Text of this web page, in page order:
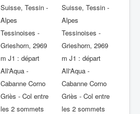
Suisse, Tessin -
Alpes
Tessinoises -
Grieshorn, 2969
m J1 : départ
All'Aqua -
Cabanne Corno
Griès - Col entre
les 2 sommets
Suisse, Tessin -
Alpes
Tessinoises -
Grieshorn, 2969
m J1 : départ
All'Aqua -
Cabanne Corno
Griès - Col entre
les 2 sommets